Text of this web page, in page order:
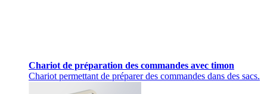
Chariot de préparation des commandes avec timon
Chariot permettant de préparer des commandes dans des sacs.